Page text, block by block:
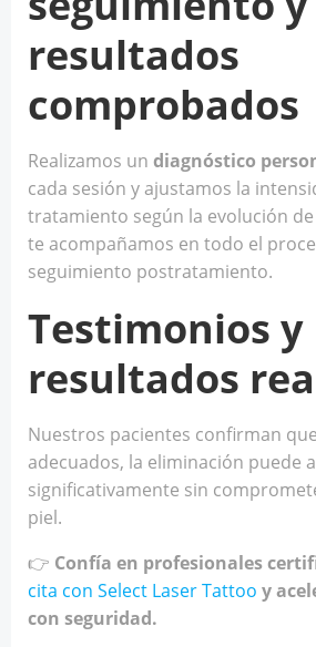
resultados
comprobados
Realizamos un diagnóstico
cada sesión y ajustamos la
tratamiento según la evolución
te acompañamos en todo el
seguimiento postratamiento.
Testimonios y
resultados
Nuestros pacientes confirman
adecuados, la eliminación puede
significativamente sin
piel.
👉 Confía en profesionales
cita con Select Laser Tattoo y
con seguridad.